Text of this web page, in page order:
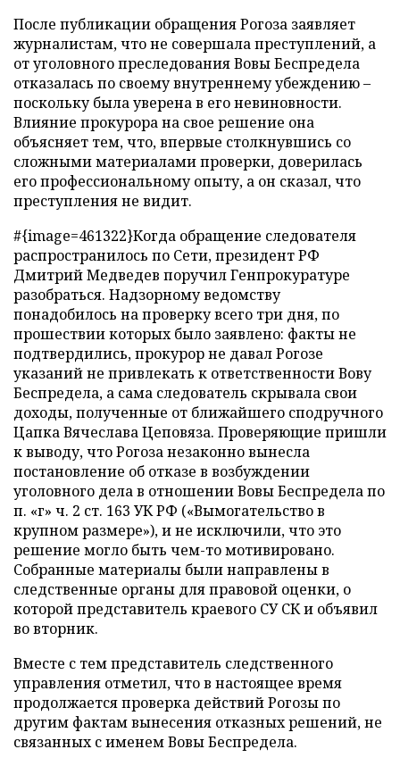
После публикации обращения Рогоза заявляет
журналистам, что не совершала преступлений, а
от уголовного преследования Вовы Беспредела
отказалась по своему внутреннему убеждению –
поскольку была уверена в его невиновности.
Влияние прокурора на свое решение она
объясняет тем, что, впервые столкнувшись со
сложными материалами проверки, доверилась
его профессиональному опыту, а он сказал, что
преступления не видит.
#{image=461322}Когда обращение следователя
распространилось по Сети, президент РФ
Дмитрий Медведев поручил Генпрокуратуре
разобраться. Надзорному ведомству
понадобилось на проверку всего три дня, по
прошествии которых было заявлено: факты не
подтвердились, прокурор не давал Рогозе
указаний не привлекать к ответственности Вову
Беспредела, а сама следователь скрывала свои
доходы, полученные от ближайшего сподручного
Цапка Вячеслава Цеповяза. Проверяющие пришли
к выводу, что Рогоза незаконно вынесла
постановление об отказе в возбуждении
уголовного дела в отношении Вовы Беспредела по
п. «г» ч. 2 ст. 163 УК РФ («Вымогательство в
крупном размере»), и не исключили, что это
решение могло быть чем-то мотивировано.
Собранные материалы были направлены в
следственные органы для правовой оценки, о
которой представитель краевого СУ СК и объявил
во вторник.
Вместе с тем представитель следственного
управления отметил, что в настоящее время
продолжается проверка действий Рогозы по
другим фактам вынесения отказных решений, не
связанных с именем Вовы Беспредела.